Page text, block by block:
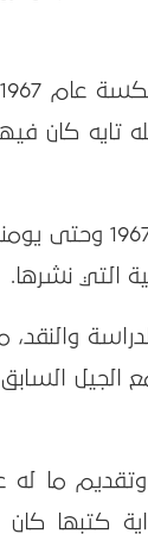
تايه كان
من جهته، تحدث الكاتب تايه عن تجربته الأدبية طوال السنوات الماضية
التي نشرها.
والنقد،
الجيل
ما له
كتبها كان